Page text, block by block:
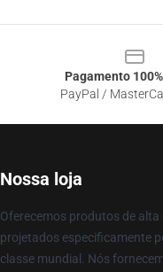
Pagamento
PayPal /
Nossa loja
Oferecemos produtos de alta
projetados especificamente
classe mundial. Nós